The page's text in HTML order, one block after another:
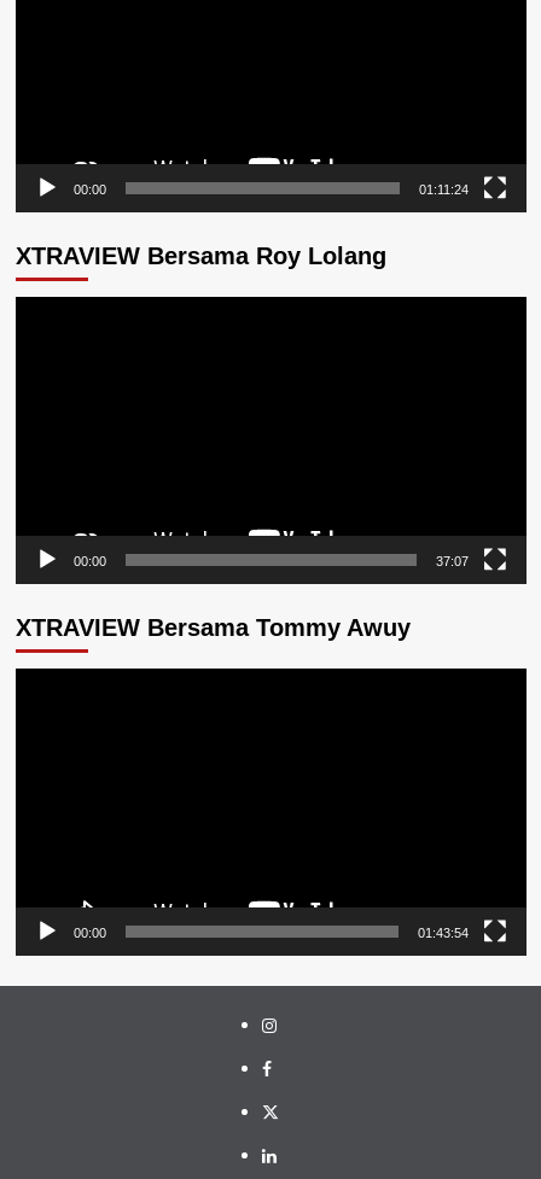
00:00 01:11:24
XTRAVIEW Bersama Roy Lolang
00:00 37:07
XTRAVIEW Bersama Tommy Awuy
00:00 01:43:54
Instagram
Facebook
Twitter
Linkedin